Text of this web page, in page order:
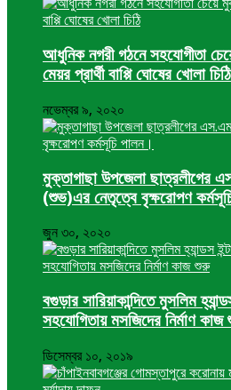
আধুনিক নগরী গঠনে সহযোগীতা
মেয়র প্রার্থী বাপ্পি ঘোষের খোলা চিঠি
নভেম্বর ৯, ২০২০
মুক্তাগাছা উপজেলা ছাত্রলীগের
(শুভ)এর নেতৃত্বে বৃক্ষরোপণ
জুন ৩০, ২০২০
বগুড়ার সারিয়াকান্দিতে মুসলিম
সহযোগিতায় মসজিদের নির্মাণ
ডিসেম্বর ১০, ২০১৯